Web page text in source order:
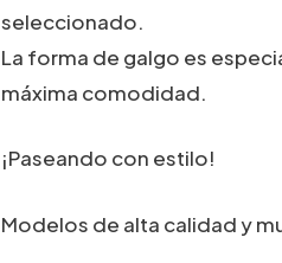
seleccionado.
La forma de galgo es
máxima comodidad.
¡Paseando con estilo!
Modelos de alta calidad y